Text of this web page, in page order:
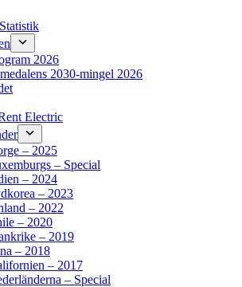
2026
2030-mingel 2026
Electric
– 2025
– Special
– 2024
– 2023
– 2022
– 2020
– 2019
– 2018
– 2017
– Special